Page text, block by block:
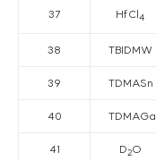
37 HfCl4
38 TBIDMW
39 TDMASn
40 TDMAGa
41 D2O